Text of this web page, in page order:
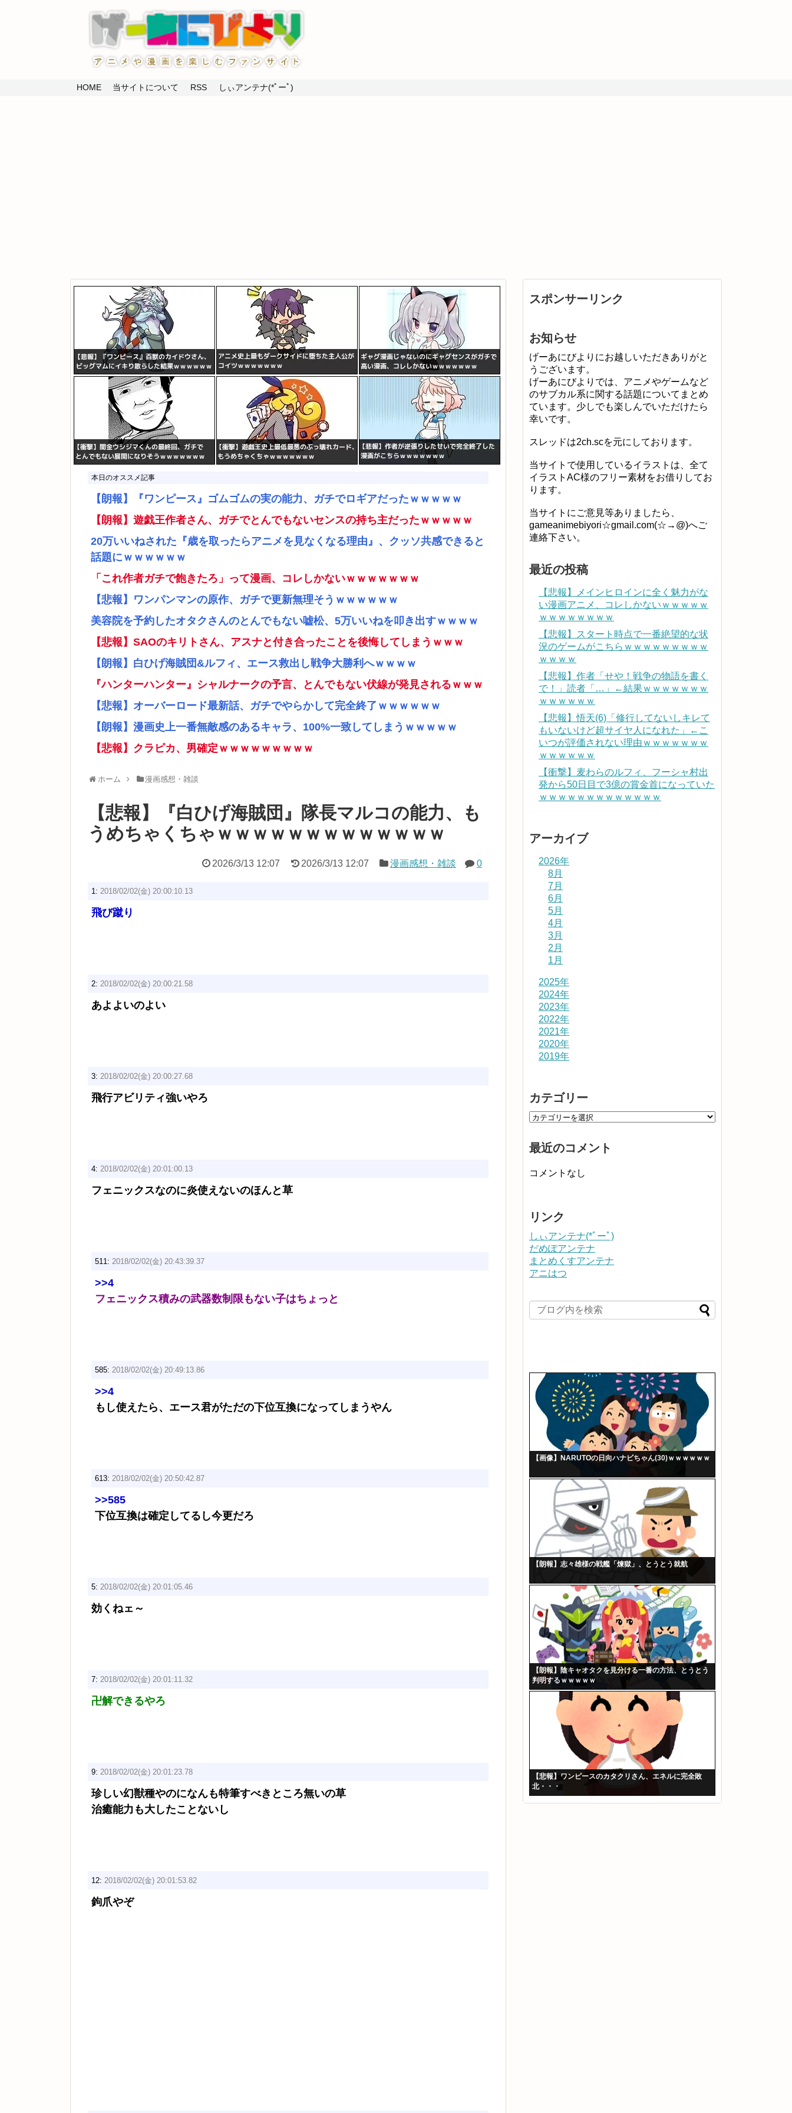
HOME 当サイトについて RSS しぃアンテナ(*ﾟーﾟ)
本日のオススメ記事
【朗報】『ワンピース』ゴムゴムの実の能力、ガチでロギアだったｗｗｗｗｗ
【朗報】遊戯王作者さん、ガチでとんでもないセンスの持ち主だったｗｗｗｗｗ
20万いいねされた『歳を取ったらアニメを見なくなる理由』、クッソ共感できると
話題にｗｗｗｗｗｗ
「これ作者ガチで飽きたろ」って漫画、コレしかないｗｗｗｗｗｗｗ
【悲報】ワンパンマンの原作、ガチで更新無理そうｗｗｗｗｗｗ
美容院を予約したオタクさんのとんでもない嘘松、5万いいねを叩き出すｗｗｗｗ
【悲報】SAOのキリトさん、アスナと付き合ったことを後悔してしまうｗｗｗ
【朗報】白ひげ海賊団&ルフィ、エース救出し戦争大勝利へｗｗｗｗ
『ハンターハンター』シャルナークの予言、とんでもない伏線が発見されるｗｗｗ
【悲報】オーバーロード最新話、ガチでやらかして完全終了ｗｗｗｗｗｗ
【朗報】漫画史上一番無敵感のあるキャラ、100%一致してしまうｗｗｗｗｗ
【悲報】クラピカ、男確定ｗｗｗｗｗｗｗｗｗ
ホーム 漫画感想・雑談
【悲報】『白ひげ海賊団』隊長マルコの能力、も
うめちゃくちゃｗｗｗｗｗｗｗｗｗｗｗｗｗ
2026/3/13 12:07 2026/3/13 12:07 漫画感想・雑談 0
1: 2018/02/02(金) 20:00:10.13
飛び蹴り
2: 2018/02/02(金) 20:00:21.58
あよよいのよい
3: 2018/02/02(金) 20:00:27.68
飛行アビリティ強いやろ
4: 2018/02/02(金) 20:01:00.13
フェニックスなのに炎使えないのほんと草
511: 2018/02/02(金) 20:43:39.37
>>4
フェニックス積みの武器数制限もない子はちょっと
585: 2018/02/02(金) 20:49:13.86
>>4
もし使えたら、エース君がただの下位互換になってしまうやん
613: 2018/02/02(金) 20:50:42.87
>>585
下位互換は確定してるし今更だろ
5: 2018/02/02(金) 20:01:05.46
効くねェ～
7: 2018/02/02(金) 20:01:11.32
卍解できるやろ
9: 2018/02/02(金) 20:01:23.78
珍しい幻獣種やのになんも特筆すべきところ無いの草
治癒能力も大したことないし
12: 2018/02/02(金) 20:01:53.82
鉤爪やぞ
スポンサーリンク
お知らせ
げーあにびよりにお越しいただきありがと
うございます。
げーあにびよりでは、アニメやゲームなど
のサブカル系に関する話題についてまとめ
ています。少しでも楽しんでいただけたら
幸いです。
スレッドは2ch.scを元にしております。
当サイトで使用しているイラストは、全て
イラストAC様のフリー素材をお借りしてお
ります。
当サイトにご意見等ありましたら、
gameanimebiyori☆gmail.com(☆→@)へご
連絡下さい。
最近の投稿
【悲報】メインヒロインに全く魅力がな
い漫画アニメ、コレしかないｗｗｗｗｗ
ｗｗｗｗｗｗｗｗ
【悲報】スタート時点で一番絶望的な状
況のゲームがこちらｗｗｗｗｗｗｗｗｗ
ｗｗｗｗ
【悲報】作者「せや！戦争の物語を書く
で！」読者「…」←結果ｗｗｗｗｗｗｗ
ｗｗｗｗｗｗ
【悲報】悟天(6)「修行してないしキレて
もいないけど超サイヤ人になれた」←こ
いつが評価されない理由ｗｗｗｗｗｗｗ
ｗｗｗｗｗｗ
【衝撃】麦わらのルフィ、フーシャ村出
発から50日目で3億の賞金首になっていた
ｗｗｗｗｗｗｗｗｗｗｗｗｗ
アーカイブ
2026年
8月
7月
6月
5月
4月
3月
2月
1月
2025年
2024年
2023年
2022年
2021年
2020年
2019年
カテゴリー
最近のコメント
コメントなし
リンク
しぃアンテナ(*ﾟーﾟ)
だめぽアンテナ
まとめくすアンテナ
アニはつ
【画像】NARUTOの日向ハナビちゃん(30)ｗｗｗｗｗｗ
【朗報】志々雄様の戦艦「煉獄」、とうとう就航
【朗報】陰キャオタクを見分ける一番の方法、とうとう
判明するｗｗｗｗｗ
【悲報】ワンピースのカタクリさん、エネルに完全敗
北・・・